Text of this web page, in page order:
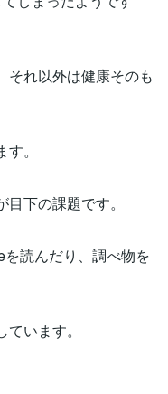
それ以外は健康そのも
。
下の課題です。
読んだり、調べ物を
います。